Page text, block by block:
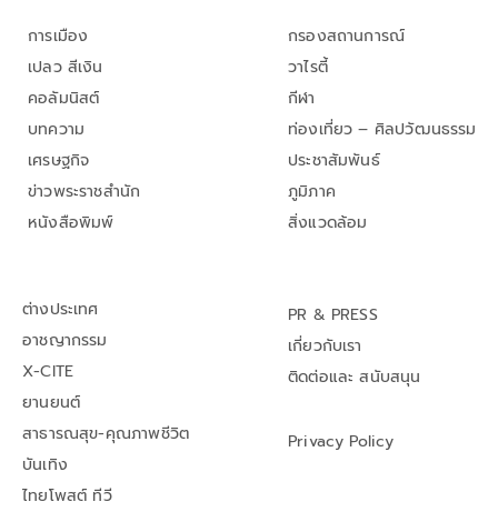
การเมือง
เปลว สีเงิน
คอลัมนิสต์
บทความ
เศรษฐกิจ
ข่าวพระราชสำนัก
หนังสือพิมพ์
กรองสถานการณ์
วาไรตี้
กีฬา
ท่องเที่ยว – ศิลปวัฒนธรรม
ประชาสัมพันธ์
ภูมิภาค
สิ่งแวดล้อม
ต่างประเทศ
อาชญากรรม
X-CITE
ยานยนต์
สาธารณสุข-คุณภาพชีวิต
บันเทิง
ไทยโพสต์ ทีวี
PR & PRESS
เกี่ยวกับเรา
ติดต่อและ สนับสนุน
Privacy Policy